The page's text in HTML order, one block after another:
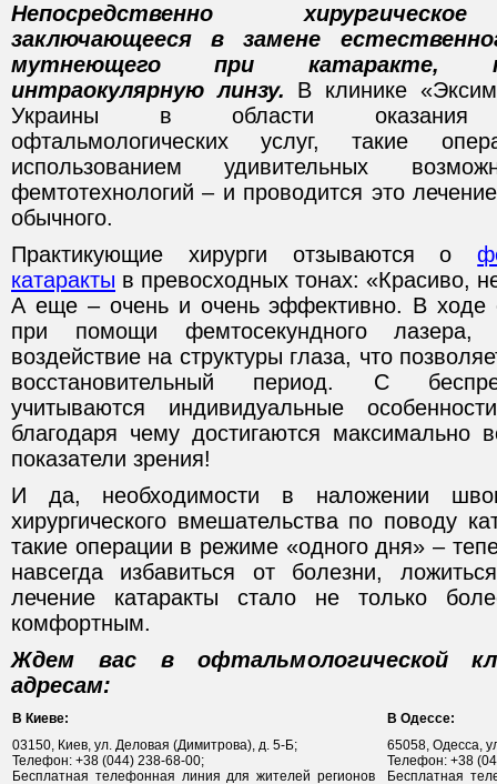
Непосредственно
заключающееся в замене
мутнеющего при катаракте,
интраокулярную линзу. В клинике
Украины в области оказания
офтальмологических услуг, такие
использованием удивительных
фемтотехнологий – и проводится это
обычного.
Практикующие хирурги отзываются о
катаракты в превосходных тонах: «Красиво,
А еще – очень и очень эффективно. В ходе
при помощи фемтосекундного лазера,
воздействие на структуры глаза, что
восстановительный период. С
учитываются индивидуальные
благодаря чему достигаются максимально
показатели зрения!
И да, необходимости в наложении
хирургического вмешательства по поводу
такие операции в режиме «одного дня» –
навсегда избавиться от болезни,
лечение катаракты стало не только
комфортным.
Ждем вас в офтальмологической
адресам:
В Киеве:
03150, Киев, ул. Деловая (Димитрова), д. 5-Б;
Телефон: +38 (044) 238-68-00;
Бесплатная телефонная линия для жителей регионов
В Одессе:
65058, Одесса,
Телефон: +38
Бесплатная